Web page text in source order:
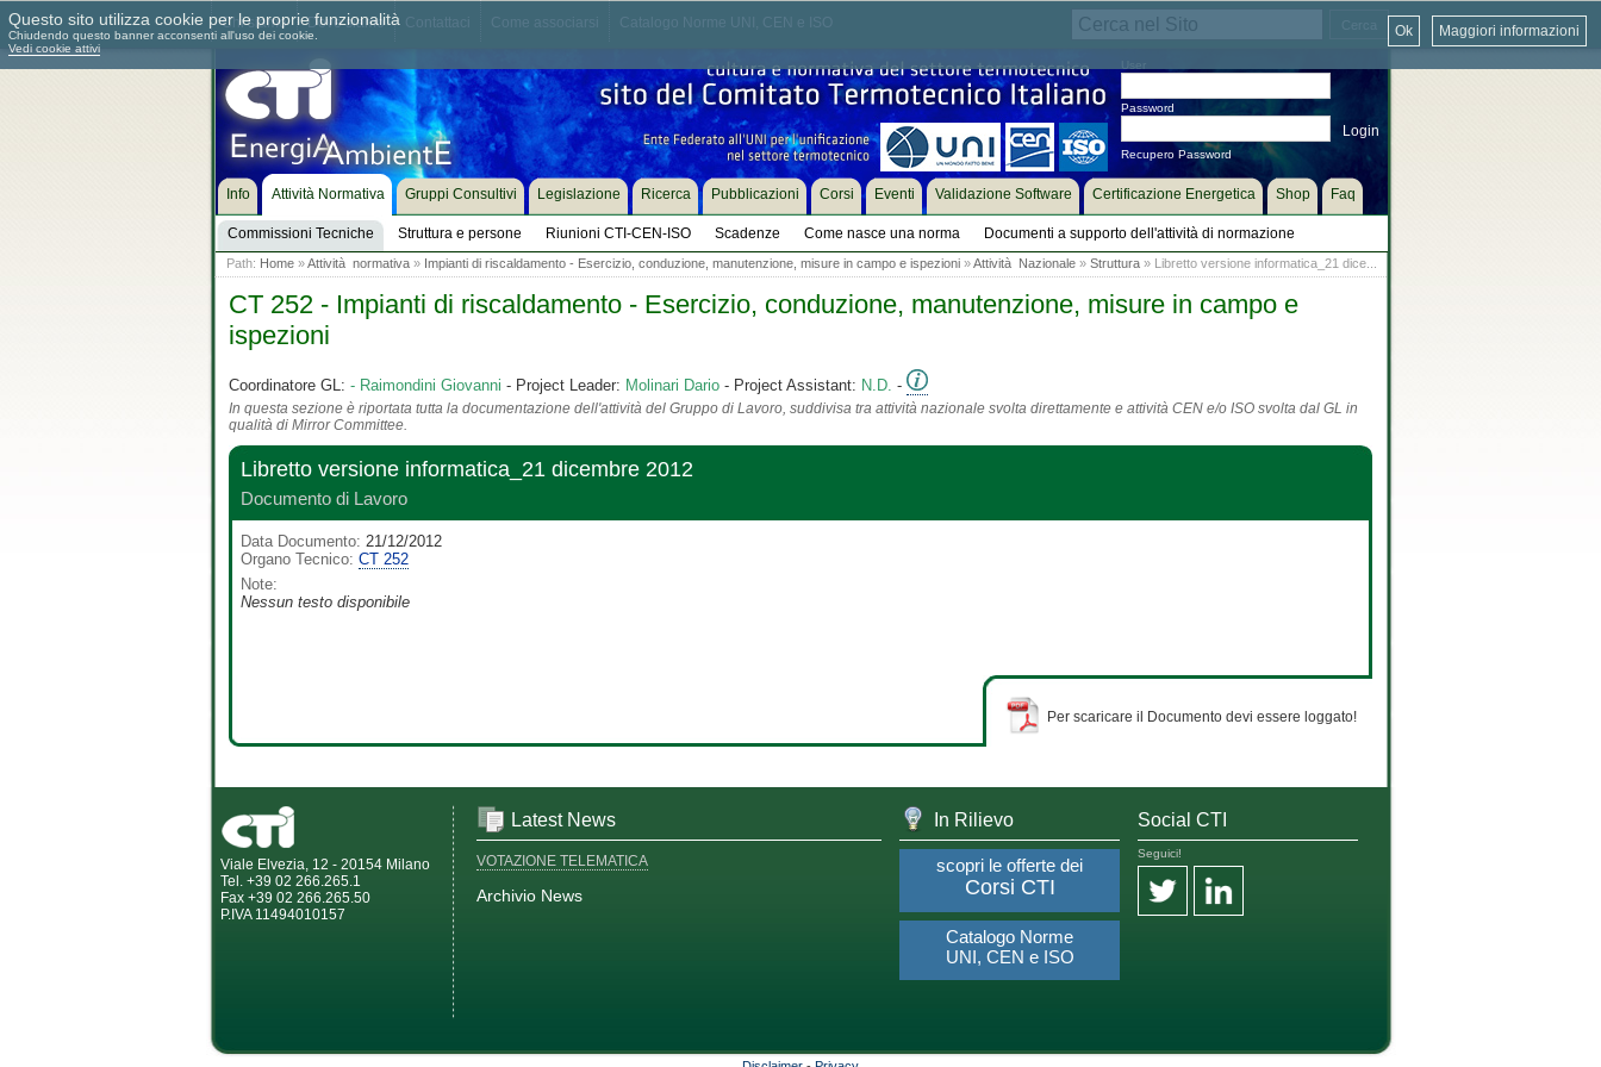
Chi siamo Dove siamo
Password
Recupero Password
Info Attività Normativa
Commissioni Tecniche Struttura e persone Riunioni CTI-CEN-ISO Scadenze Come nasce una norma Documenti a supporto dell'attività di normazione
Gruppi Consultivi Legislazione Ricerca Pubblicazioni Corsi Eventi Validazione Software Certificazione Energetica Shop Faq
Path: Home»Attività normativa» Impianti di riscaldamento - Esercizio, conduzione, manutenzione, misure in campo e ispezioni»Attività Nazionale» Struttura» Libretto versione informatica_21 dice...
CT 252 - Impianti di riscaldamento - Esercizio, conduzione, manutenzione, misure in campo e
ispezioni
Coordinatore GL: - Raimondini Giovanni - Project Leader: Molinari Dario- Project Assistant: N.D. -
In questa sezione è riportata tutta la documentazione dell'attività del Gruppo di Lavoro, suddivisa tra attività nazionale svolta direttamente e attività CEN e/o ISO svolta dal GL in
qualità di Mirror Committee.
Libretto versione informatica_21 dicembre 2012
Documento di Lavoro
Data Documento: 21/12/2012
Organo Tecnico: CT 252
Note:
Nessun testo disponibile
Per scaricare il Documento devi essere loggato!
Viale Elvezia, 12 - 20154 Milano
Tel. +39 02 266.265.1
Fax +39 02 266.265.50
P.IVA 11494010157
Latest News
VOTAZIONE TELEMATICA
Archivio News
In Rilievo
scopri le offerte dei
Corsi CTI
Catalogo Norme
UNI, CEN e ISO
Social CTI
Seguici!
Questo sito utilizza cookie per le proprie funzionalità
Chiudendo questo banner acconsenti all'uso dei cookie.
Vedi cookie attivi
Maggiori informazioni
Ok